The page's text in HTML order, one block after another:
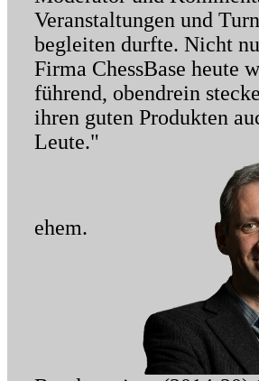
Veranstaltungen und
begleiten durfte. Nicht
Firma ChessBase heute
führend, obendrein
ihren guten Produkten
Leute."
ehem.